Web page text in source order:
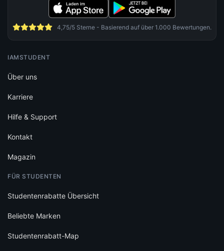
4,75/5 Sterne - Basierend auf über 1.000 Bewertungen.
IAMSTUDENT
Über uns
Karriere
Hilfe & Support
Kontakt
Magazin
FÜR STUDENTEN
Studentenrabatte Übersicht
Beliebte Marken
Studentenrabatt-Map